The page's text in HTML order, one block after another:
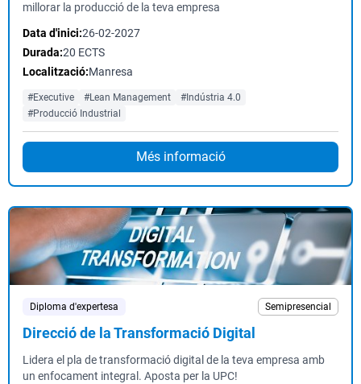
millorar la producció de la teva empresa
Data d'inici:26-02-2027
Durada:20 ECTS
Localització:Manresa
#Executive #Lean Management
#Indústria 4.0
#Producció Industrial
Més informació
Diploma d'expertesa Semipresencial
Direcció de la Transformació Digital
Lidera el pla de transformació digital de la teva empresa amb
un enfocament integral. Aposta per la UPC!